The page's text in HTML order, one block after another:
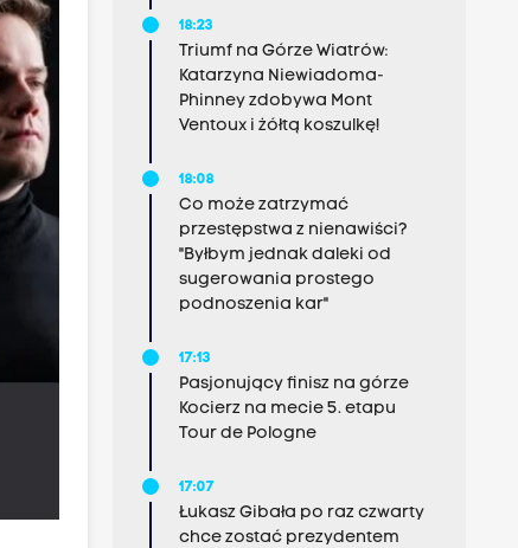
18:23
Triumf na Górze Wiatrów:
Katarzyna Niewiadoma-
Phinney zdobywa Mont
Ventoux i żółtą koszulkę!
18:08
Co może zatrzymać
przestępstwa z nienawiści?
"Byłbym jednak daleki od
sugerowania prostego
podnoszenia kar"
17:13
Pasjonujący finisz na górze
Kocierz na mecie 5. etapu
Tour de Pologne
17:07
Łukasz Gibała po raz czwarty
chce zostać prezydentem